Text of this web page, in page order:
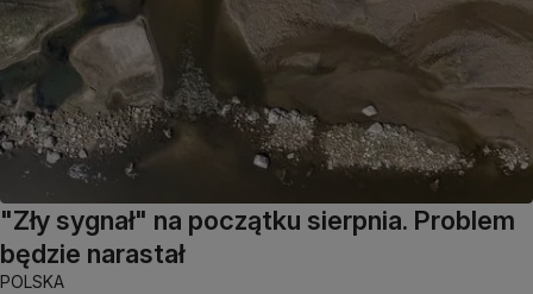
"Zły sygnał" na początku sierpnia. Problem
będzie narastał
POLSKA